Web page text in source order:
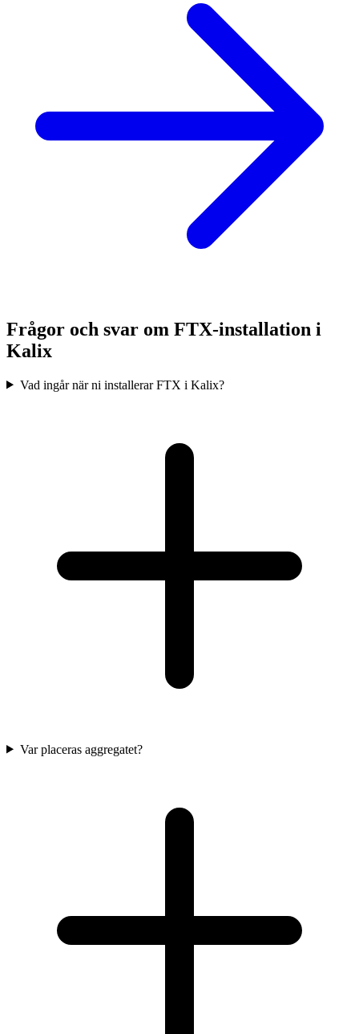
Frågor och svar om FTX-installation i
Kalix
Vad ingår när ni installerar FTX i Kalix?
Var placeras aggregatet?